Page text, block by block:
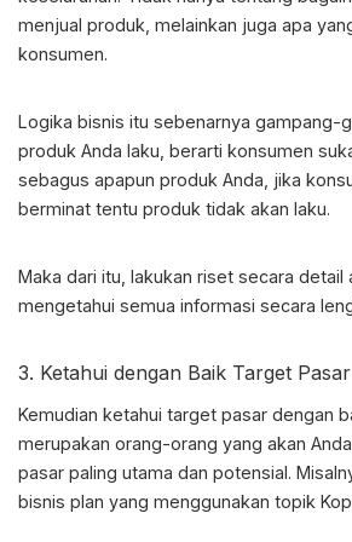
menjual produk, melainkan juga apa
konsumen.
Logika bisnis itu sebenarnya gampang-
produk Anda laku, berarti konsumen
sebagus apapun produk Anda, jika
berminat tentu produk tidak akan laku.
Maka dari itu, lakukan riset secara detail
mengetahui semua informasi secara
3. Ketahui dengan Baik Target Pasar
Kemudian ketahui target pasar dengan
merupakan orang-orang yang akan
pasar paling utama dan potensial.
bisnis plan yang menggunakan topik